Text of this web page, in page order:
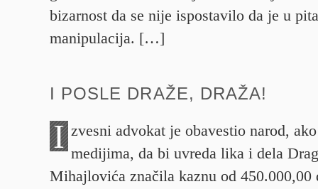
bizarnost da se nije ispostavilo da je u
manipulacija. […]
I POSLE DRAŽE, DRAŽA!
I zvesni advokat je obavestio narod,
medijima, da bi uvreda lika i dela
Mihajlovića značila kaznu od 450.000,00